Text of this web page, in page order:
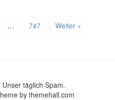
… 747 Weiter »
täglich Spam.
by themehall.com